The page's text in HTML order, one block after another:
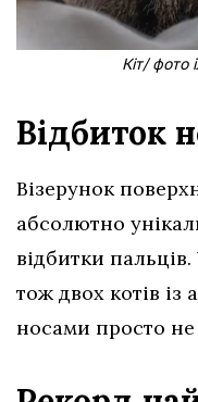
Кіт/ фото
Відбиток
Візерунок
абсолютно
відбитки
тож двох котів
носами просто не